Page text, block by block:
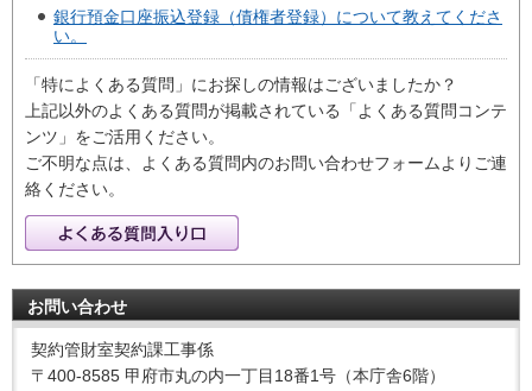
銀行預金口座振込登録（債権者登録）について教えてくださ
い。
「特によくある質問」にお探しの情報はございましたか？
上記以外のよくある質問が掲載されている「よくある質問コンテ
ンツ」をご活用ください。
ご不明な点は、よくある質問内のお問い合わせフォームよりご連
絡ください。
お問い合わせ
契約管財室契約課工事係
〒400-8585 甲府市丸の内一丁目18番1号（本庁舎6階）